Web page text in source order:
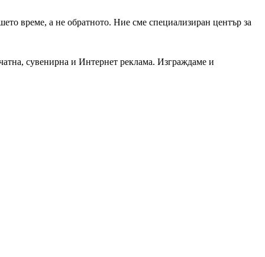
време, а не обратното. Ние сме специализиран център за
сувенирна и Интернет реклама. Изграждаме и